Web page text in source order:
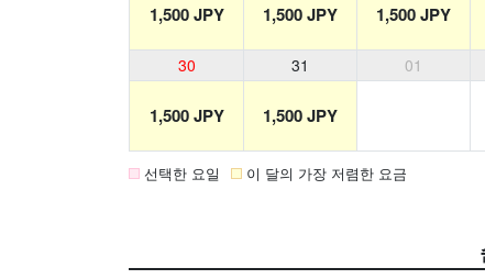
1,500 JPY 1,500 JPY 1,500 JPY
30 31 01
1,500 JPY 1,500 JPY
선택한 요일 이 달의 가장 저렴한 요금